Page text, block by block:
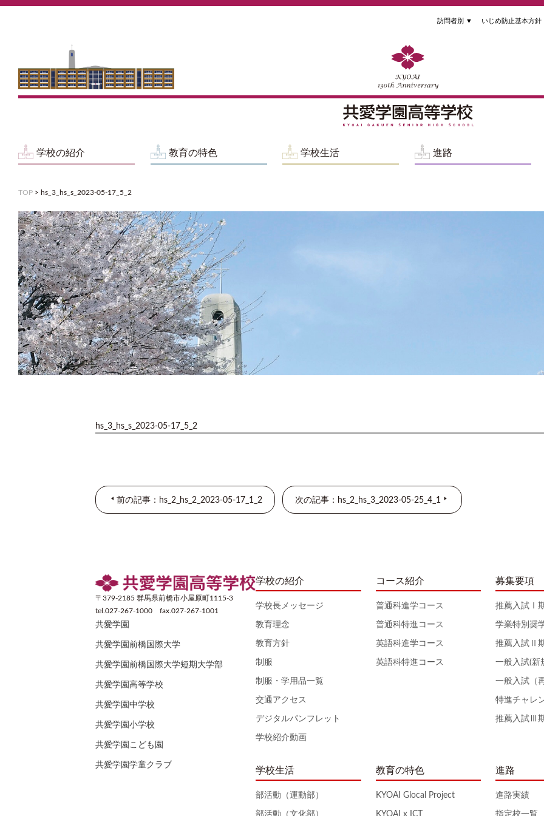
訪問者別 ▼ いじめ防止基本方針
学校の紹介 教育の特色 学校生活 進路
TOP > hs_3_hs_s_2023-05-17_5_2
hs_3_hs_s_2023-05-17_5_2
前の記事：hs_2_hs_2_2023-05-17_1_2 次の記事：hs_2_hs_3_2023-05-25_4_1
〒379-2185 群馬県前橋市小屋原町1115-3
tel.027-267-1000 fax.027-267-1001
共愛学園
共愛学園前橋国際大学
共愛学園前橋国際大学短期大学部
共愛学園高等学校
共愛学園中学校
共愛学園小学校
共愛学園こども園
共愛学園学童クラブ
学校の紹介
学校長メッセージ
教育理念
教育方針
制服
制服・学用品一覧
交通アクセス
デジタルパンフレット
学校紹介動画
学校生活
部活動（運動部）
部活動（文化部）
コース紹介
普通科進学コース
普通科特進コース
英語科進学コース
英語科特進コース
教育の特色
KYOAI Glocal Project
KYOAI x ICT
募集要項
推薦入試Ⅰ
学業特別奨
推薦入試Ⅱ
一般入試(新
一般入試（
特進チャレ
推薦入試Ⅲ
進路
進路実績
指定校一覧